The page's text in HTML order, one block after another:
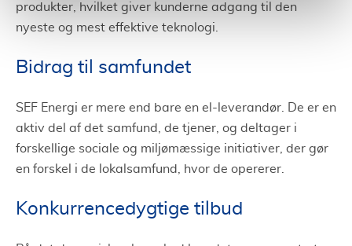
produkter, hvilket giver kunderne adgang til den
nyeste og mest effektive teknologi.
Bidrag til samfundet
SEF Energi er mere end bare en el-leverandør. De er en
aktiv del af det samfund, de tjener, og deltager i
forskellige sociale og miljømæssige initiativer, der gør
en forskel i de lokalsamfund, hvor de opererer.
Konkurrencedygtige tilbud